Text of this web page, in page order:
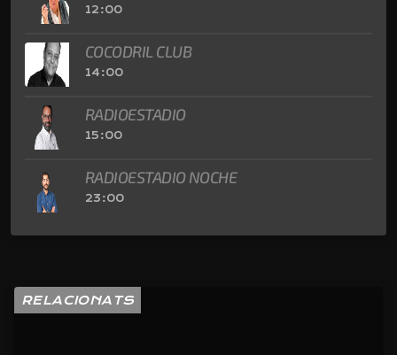
12:00
COCODRIL CLUB
14:00
RADIOESTADIO
15:00
RADIOESTADIO NOCHE
23:00
RELACIONATS